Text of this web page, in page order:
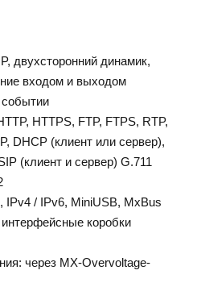
двухсторонний динамик,
входом и выходом
HTTPS, FTP, FTPS, RTP,
DHCP (клиент или сервер),
(клиент и сервер) G.711
IPv4 / IPv6, MiniUSB, MxBus
коробки
через MX-Overvoltage-